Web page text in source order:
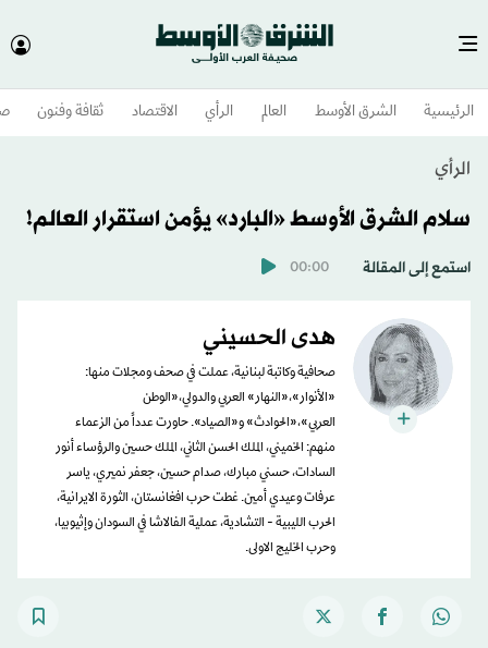
الرئيسية الشرق الأوسط​ العالم الرأي الاقتصاد ثقافة وفنون
الرأي
سلام الشرق الأوسط «البارد» يؤمن استقرار العالم!
استمع إلى المقالة 00:00
هدى الحسيني
صحافية وكاتبة لبنانية، عملت في صحف ومجلات منها:
«الأنوار»،«النهار» العربي والدولي،«الوطن
العربي»،«الحوادث» و«الصياد». حاورت عدداً من الزعماء
منهم: الخميني، الملك الحسن الثاني، الملك حسين والرؤساء أنور
السادات، حسني مبارك، صدام حسين، جعفر نميري، ياسر
عرفات وعيدي أمين. غطت حرب افغانستان، الثورة الايرانية،
الحرب الليبية - التشادية، عملية الفالاشا في السودان وإثيوبيا،
وحرب الخليج الاولى.